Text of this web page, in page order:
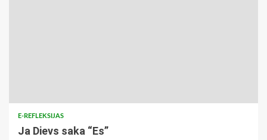
E-REFLEKSIJAS
Ja Dievs saka “Es”